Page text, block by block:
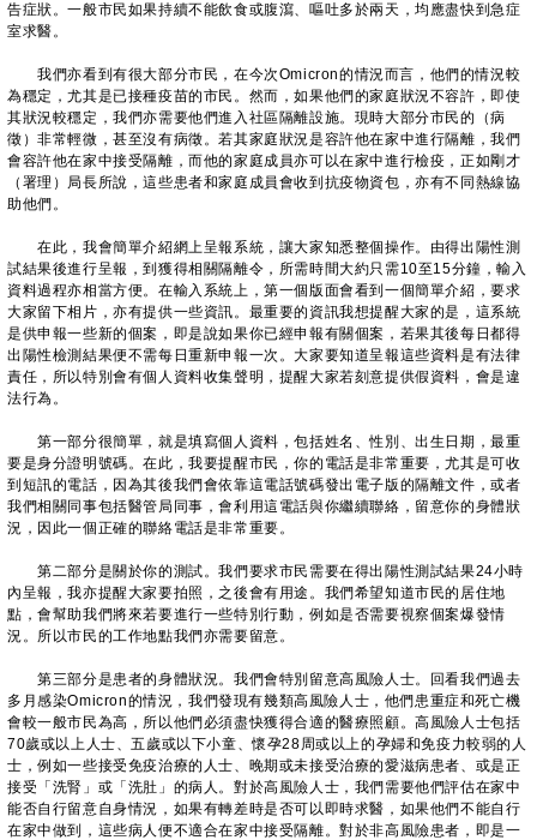
告症狀。一般市民如果持續不能飲食或腹瀉、嘔吐多於兩天，均應盡快到急症
室求醫。
我們亦看到有很大部分市民，在今次Omicron的情況而言，他們的情況較
為穩定，尤其是已接種疫苗的市民。然而，如果他們的家庭狀況不容許，即使
其狀況較穩定，我們亦需要他們進入社區隔離設施。現時大部分市民的（病
徵）非常輕微，甚至沒有病徵。若其家庭狀況是容許他在家中進行隔離，我們
會容許他在家中接受隔離，而他的家庭成員亦可以在家中進行檢疫，正如剛才
（署理）局長所說，這些患者和家庭成員會收到抗疫物資包，亦有不同熱線協
助他們。
在此，我會簡單介紹網上呈報系統，讓大家知悉整個操作。由得出陽性測
試結果後進行呈報，到獲得相關隔離令，所需時間大約只需10至15分鐘，輸入
資料過程亦相當方便。在輸入系統上，第一個版面會看到一個簡單介紹，要求
大家留下相片，亦有提供一些資訊。最重要的資訊我想提醒大家的是，這系統
是供申報一些新的個案，即是說如果你已經申報有關個案，若果其後每日都得
出陽性檢測結果便不需每日重新申報一次。大家要知道呈報這些資料是有法律
責任，所以特別會有個人資料收集聲明，提醒大家若刻意提供假資料，會是違
法行為。
第一部分很簡單，就是填寫個人資料，包括姓名、性別、出生日期，最重
要是身分證明號碼。在此，我要提醒市民，你的電話是非常重要，尤其是可收
到短訊的電話，因為其後我們會依靠這電話號碼發出電子版的隔離文件，或者
我們相關同事包括醫管局同事，會利用這電話與你繼續聯絡，留意你的身體狀
況，因此一個正確的聯絡電話是非常重要。
第二部分是關於你的測試。我們要求市民需要在得出陽性測試結果24小時
內呈報，我亦提醒大家要拍照，之後會有用途。我們希望知道市民的居住地
點，會幫助我們將來若要進行一些特別行動，例如是否需要視察個案爆發情
況。所以市民的工作地點我們亦需要留意。
第三部分是患者的身體狀況。我們會特別留意高風險人士。回看我們過去
多月感染Omicron的情況，我們發現有幾類高風險人士，他們患重症和死亡機
會較一般市民為高，所以他們必須盡快獲得合適的醫療照顧。高風險人士包括
70歲或以上人士、五歲或以下小童、懷孕28周或以上的孕婦和免疫力較弱的人
士，例如一些接受免疫治療的人士、晚期或未接受治療的愛滋病患者、或是正
接受「洗腎」或「洗肚」的病人。對於高風險人士，我們需要他們評估在家中
能否自行留意自身情況，如果有轉差時是否可以即時求醫，如果他們不能自行
在家中做到，這些病人便不適合在家中接受隔離。對於非高風險患者，即是一